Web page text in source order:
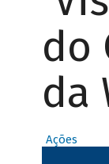
do
da
Ações